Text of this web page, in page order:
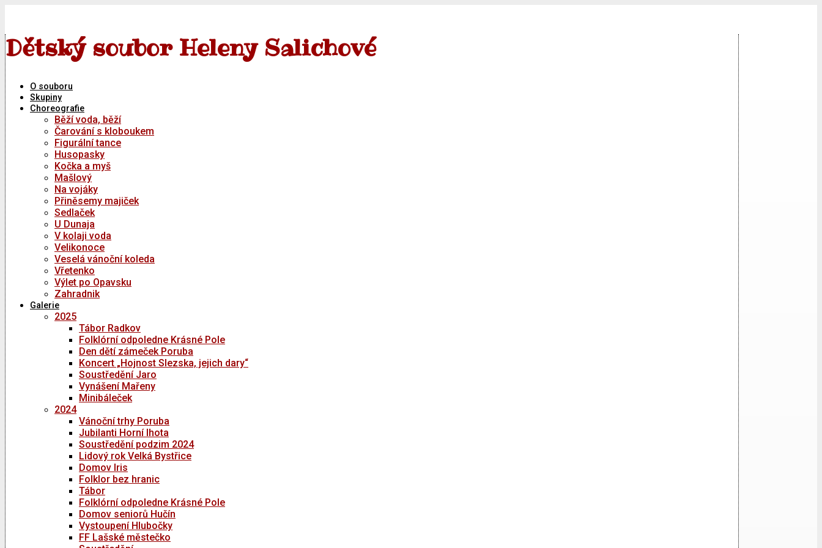
Dětský soubor Heleny Salichové
O souboru
Skupiny
Choreografie
Běží voda, běží
Čarování s kloboukem
Figurální tance
Husopasky
Kočka a myš
Mašlový
Na vojáky
Přiněsemy majiček
Sedlaček
U Dunaja
V kolaji voda
Velikonoce
Veselá vánoční koleda
Vřetenko
Výlet po Opavsku
Zahradnik
Galerie
2025
Tábor Radkov
Folklórní odpoledne Krásné Pole
Den dětí zámeček Poruba
Koncert „Hojnost Slezska, jejich dary“
Soustředění Jaro
Vynášení Mařeny
Minibáleček
2024
Vánoční trhy Poruba
Jubilanti Horní lhota
Soustředění podzim 2024
Lidový rok Velká Bystřice
Domov Iris
Folklor bez hranic
Tábor
Folklórní odpoledne Krásné Pole
Domov seniorů Hučín
Vystoupení Hlubočky
FF Lašské městečko